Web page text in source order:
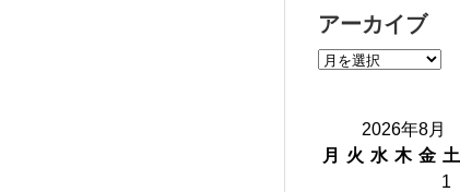
アーカイブ
2026年8月
月
火 水 木 金 土
1